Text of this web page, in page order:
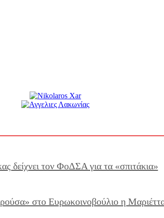
δείχνει τον ΦοΔΣΑ για τα «σπιτάκια»
στο Ευρωκοινοβούλιο η